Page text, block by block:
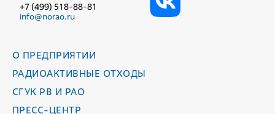
+7 (499) 518-88-81
info@norao.ru
О ПРЕДПРИЯТИИ
РАДИОАКТИВНЫЕ ОТХОДЫ
СГУК РВ И РАО
ПРЕСС-ЦЕНТР